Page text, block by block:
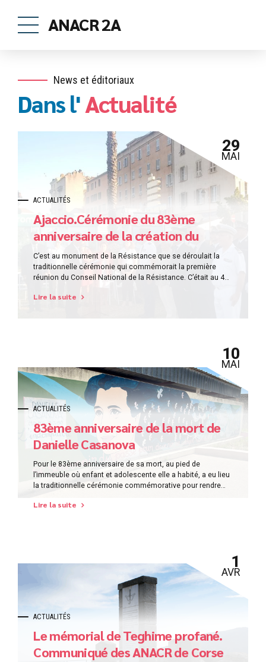
ANACR 2A
News et éditoriaux
Dans l'Actualité
ACTUALITÉS
29
MAI
Ajaccio.Cérémonie du 83ème
anniversaire de la création du
C.N.R.
C’est au monument de la Résistance que se déroulait la
traditionnelle cérémonie qui commémorait la première
réunion du Conseil National de la Résistance. C’était au 46
cérémonie était présidée par Mr. Eric Jalon, le préfet de
Lire la suite
ACTUALITÉS
10
MAI
83ème anniversaire de la mort de
Danielle Casanova
Pour le 83ème anniversaire de sa mort, au pied de
l’immeuble où enfant et adolescente elle a habité, a eu lieu
la traditionnelle cérémonie commémorative pour rendre
eu lieu en présence de Mr Eric Jalon, préfet de Corse et de
Lire la suite
ACTUALITÉS
1
AVR
Le mémorial de Teghime profané.
Communiqué des ANACR de Corse